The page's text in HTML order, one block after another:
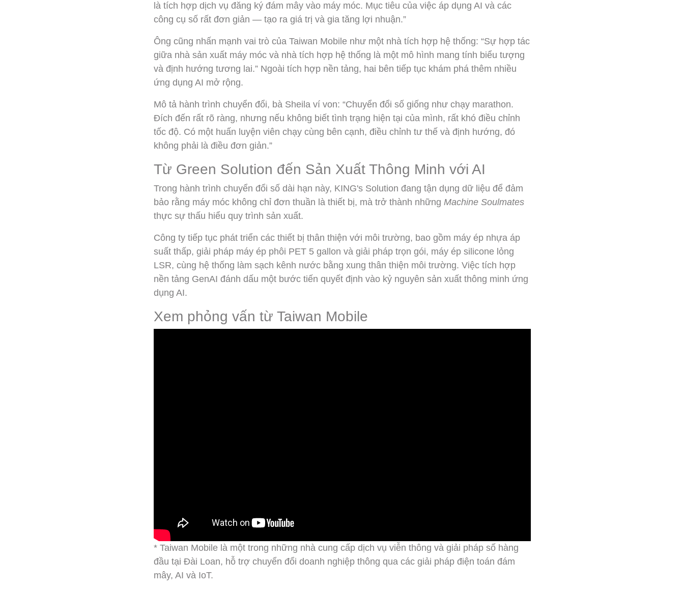
là tích hợp dịch vụ đăng ký đám mây vào máy móc. Mục tiêu của việc áp dụng AI và các
công cụ số rất đơn giản — tạo ra giá trị và gia tăng lợi nhuận.”
Ông cũng nhấn mạnh vai trò của Taiwan Mobile như một nhà tích hợp hệ thống: “Sự hợp tác
giữa nhà sản xuất máy móc và nhà tích hợp hệ thống là một mô hình mang tính biểu tượng
và định hướng tương lai.” Ngoài tích hợp nền tảng, hai bên tiếp tục khám phá thêm nhiều
ứng dụng AI mở rộng.
Mô tả hành trình chuyển đổi, bà Sheila ví von: “Chuyển đổi số giống như chạy marathon.
Đích đến rất rõ ràng, nhưng nếu không biết tình trạng hiện tại của mình, rất khó điều chỉnh
tốc độ. Có một huấn luyện viên chạy cùng bên cạnh, điều chỉnh tư thế và định hướng, đó
không phải là điều đơn giản.”
Từ Green Solution đến Sản Xuất Thông Minh với AI
Trong hành trình chuyển đổi số dài hạn này, KING's Solution đang tận dụng dữ liệu để đảm
bảo rằng máy móc không chỉ đơn thuần là thiết bị, mà trở thành những Machine Soulmates
thực sự thấu hiểu quy trình sản xuất.
Công ty tiếp tục phát triển các thiết bị thân thiện với môi trường, bao gồm máy ép nhựa áp
suất thấp, giải pháp máy ép phôi PET 5 gallon và giải pháp trọn gói, máy ép silicone lỏng
LSR, cùng hệ thống làm sạch kênh nước bằng xung thân thiện môi trường. Việc tích hợp
nền tảng GenAI đánh dấu một bước tiến quyết định vào kỷ nguyên sản xuất thông minh ứng
dụng AI.
Xem phỏng vấn từ Taiwan Mobile
* Taiwan Mobile là một trong những nhà cung cấp dịch vụ viễn thông và giải pháp số hàng
đầu tại Đài Loan, hỗ trợ chuyển đổi doanh nghiệp thông qua các giải pháp điện toán đám
mây, AI và IoT.